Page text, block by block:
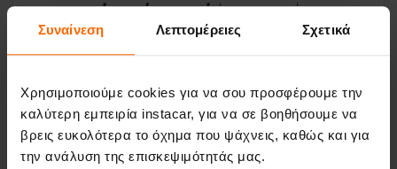
Συναίνεση Λεπτομέρειες Σχετικά
Χρησιμοποιούμε cookies για να σου προσφέρουμε την
καλύτερη εμπειρία instacar, για να σε βοηθήσουμε να
βρεις ευκολότερα το όχημα που ψάχνεις, καθώς και για
την ανάλυση της επισκεψιμότητάς μας.
οικονομικά του είναι στενάή οι υποχρεώσεις
τρέχουν,η επίσκεψη στο συνεργείο αναβάλλεται
«για τον επόμενο μήνα»